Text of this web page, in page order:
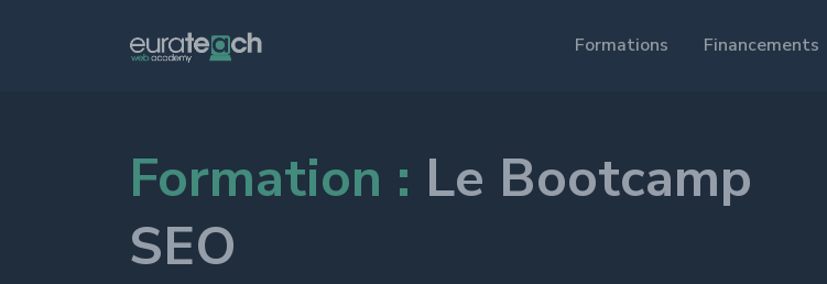
Formations
Growth marketing
SEO Référencement naturel,
Google analytics
Financements
Formation : Le Bootcamp
SEO